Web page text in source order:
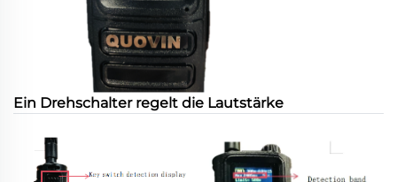
Ein Drehschalter regelt die Lautstärke